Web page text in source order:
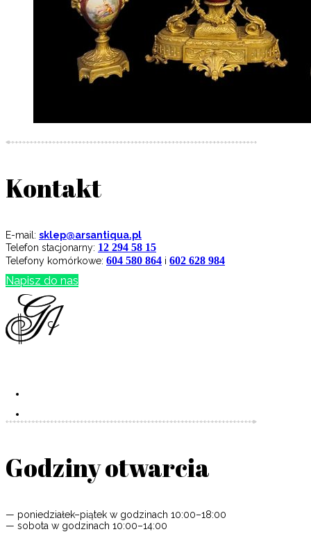
Kontakt
E-mail: sklep@arsantiqua.pl
Telefon stacjonarny: 12 294 58 15
Telefony komórkowe: 604 580 864 i 602 628 984
Napisz do nas
Godziny otwarcia
— poniedziałek–piątek w godzinach 10:00–18:00
— sobota w godzinach 10:00–14:00